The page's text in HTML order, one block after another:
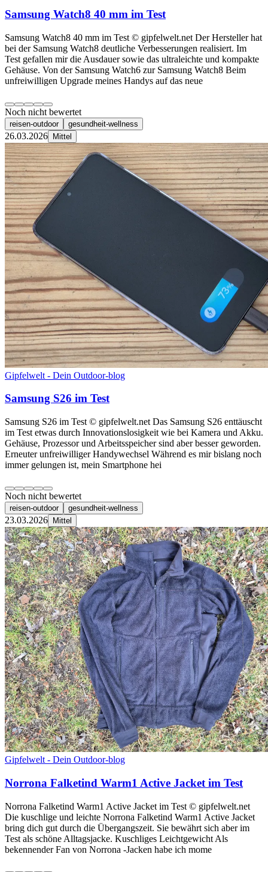
Samsung Watch8 40 mm im Test
Samsung Watch8 40 mm im Test © gipfelwelt.net Der Hersteller hat
bei der Samsung Watch8 deutliche Verbesserungen realisiert. Im
Test gefallen mir die Ausdauer sowie das ultraleichte und kompakte
Gehäuse. Von der Samsung Watch6 zur Samsung Watch8 Beim
unfreiwilligen Upgrade meines Handys auf das neue
Noch nicht bewertet
reisen-outdoor gesundheit-wellness
26.03.2026 Mittel
Gipfelwelt - Dein Outdoor-blog
Samsung S26 im Test
Samsung S26 im Test © gipfelwelt.net Das Samsung S26 enttäuscht
im Test etwas durch Innovationslosigkeit wie bei Kamera und Akku.
Gehäuse, Prozessor und Arbeitsspeicher sind aber besser geworden.
Erneuter unfreiwilliger Handywechsel Während es mir bislang noch
immer gelungen ist, mein Smartphone hei
Noch nicht bewertet
reisen-outdoor gesundheit-wellness
23.03.2026 Mittel
Gipfelwelt - Dein Outdoor-blog
Norrona Falketind Warm1 Active Jacket im Test
Norrona Falketind Warm1 Active Jacket im Test © gipfelwelt.net
Die kuschlige und leichte Norrona Falketind Warm1 Active Jacket
bring dich gut durch die Übergangszeit. Sie bewährt sich aber im
Test als schöne Alltagsjacke. Kuschliges Leichtgewicht Als
bekennender Fan von Norrona -Jacken habe ich mome